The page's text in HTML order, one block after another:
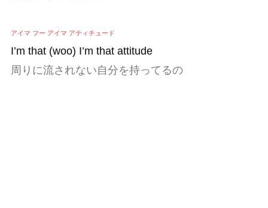
アイマ フー アイマ アティチュード
I’m that (woo) I’m that attitude
周りに流されない自分を持ってるの